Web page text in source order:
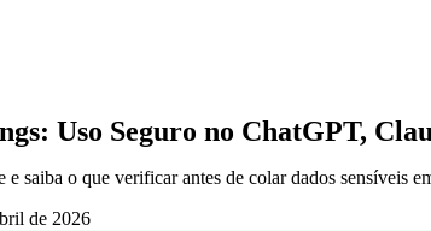
Uso Seguro no ChatGPT,
saiba o que verificar antes de colar dados sensíveis
de 2026